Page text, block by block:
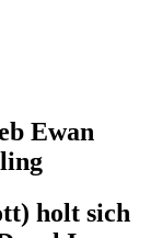
Ewan
holt sich